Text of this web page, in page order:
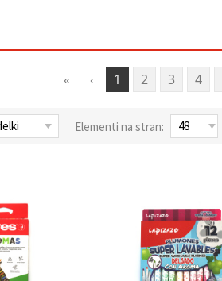
« ‹ 1 2 3 4
Elementi na stran: